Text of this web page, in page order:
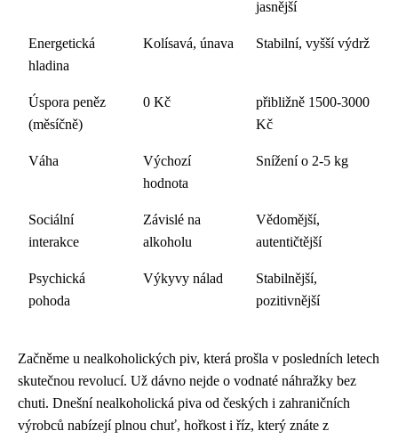
jasnější
Energetická
hladina
Kolísavá, únava Stabilní, vyšší výdrž
Úspora peněz
(měsíčně)
0 Kč
přibližně 1500-3000
Kč
Váha
Výchozí
hodnota
Snížení o 2-5 kg
Sociální
interakce
Závislé na
alkoholu
Vědomější,
autentičtější
Psychická
pohoda
Výkyvy nálad
Stabilnější,
pozitivnější
Začněme u nealkoholických piv, která prošla v posledních letech
skutečnou revolucí. Už dávno nejde o vodnaté náhražky bez
chuti. Dnešní nealkoholická piva od českých i zahraničních
výrobců nabízejí plnou chuť, hořkost i říz, který znáte z